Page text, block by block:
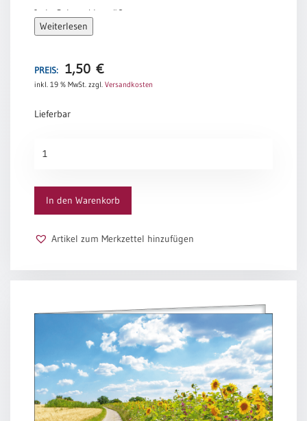
Jede Gabe sei begrüßt,
Doch vor allen Dingen:
Wilhelm Busch
Weiterlesen
PREIS: 1,50 €
inkl. 19 % MwSt. zzgl. Versandkosten
Lieferbar
Menge
In den Warenkorb
Artikel zum Merkzettel hinzufügen